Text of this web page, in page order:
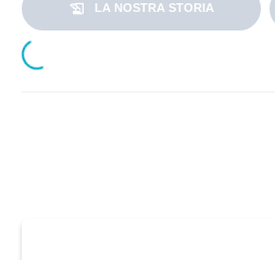
LA NOSTRA STORIA
Loading...